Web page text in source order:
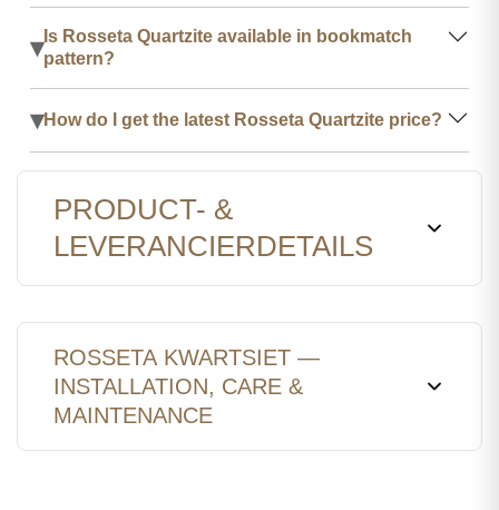
▾ Is Rosseta Quartzite available in bookmatch
pattern?
▾How do I get the latest Rosseta Quartzite price?
PRODUCT- &
LEVERANCIERDETAILS
ROSSETA KWARTSIET —
INSTALLATION, CARE &
MAINTENANCE